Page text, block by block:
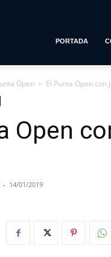
PORTADA
Open El Punta Open con
Open
- 14/01/2019